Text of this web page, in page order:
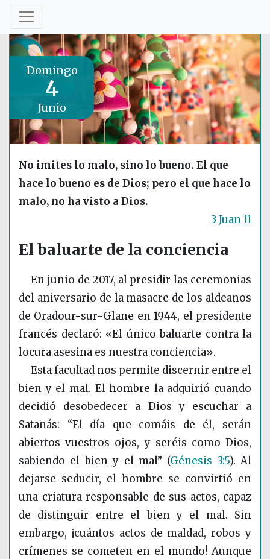
Domingo
4
Junio
No imites lo malo, sino lo bueno. El que
hace lo bueno es de Dios; pero el que hace lo
malo, no ha visto a Dios.
3 Juan 11
El baluarte de la conciencia
En junio de 2017, al presidir las ceremonias
del aniversario de la masacre de los aldeanos
de Oradour-sur-Glane en 1944, el presidente
francés declaró: «El único baluarte contra la
locura asesina es nuestra conciencia».
Esta facultad nos permite discernir entre el
bien y el mal. El hombre la adquirió cuando
decidió desobedecer a Dios y escuchar a
Satanás: “El día que comáis de él, serán
abiertos vuestros ojos, y seréis como Dios,
sabiendo el bien y el mal” (Génesis 3:5). Al
dejarse seducir, el hombre se convirtió en
una criatura responsable de sus actos, capaz
de distinguir entre el bien y el mal. Sin
embargo, ¡cuántos actos de maldad, robos y
crímenes se cometen en el mundo! Aunque